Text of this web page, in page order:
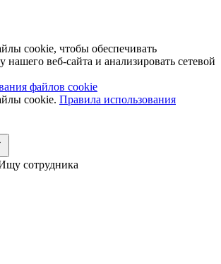
cookie, чтобы обеспечивать
нашего веб-сайта и анализировать сетевой
файлов cookie
cookie. Правила использования
сотрудника